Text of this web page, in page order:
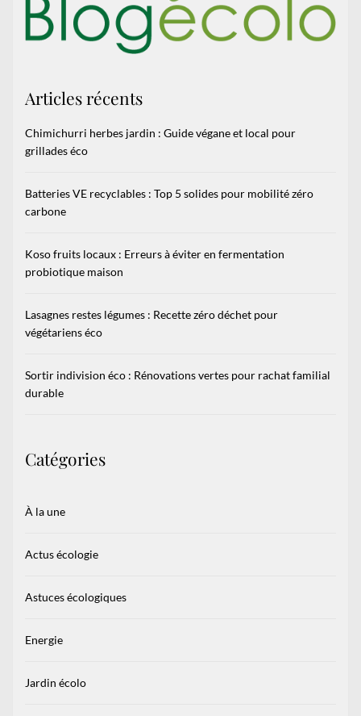
Articles récents
Chimichurri herbes jardin : Guide végane et local pour
grillades éco
Batteries VE recyclables : Top 5 solides pour mobilité zéro
carbone
Koso fruits locaux : Erreurs à éviter en fermentation
probiotique maison
Lasagnes restes légumes : Recette zéro déchet pour
végétariens éco
Sortir indivision éco : Rénovations vertes pour rachat familial
durable
Catégories
À la une
Actus écologie
Astuces écologiques
Energie
Jardin écolo